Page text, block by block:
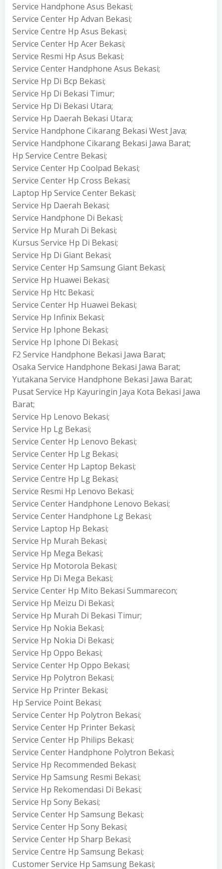
Service Handphone Asus Bekasi;
Service Center Hp Advan Bekasi;
Service Centre Hp Asus Bekasi;
Service Center Hp Acer Bekasi;
Service Resmi Hp Asus Bekasi;
Service Center Handphone Asus Bekasi;
Service Hp Di Bcp Bekasi;
Service Hp Di Bekasi Timur;
Service Hp Di Bekasi Utara;
Service Hp Daerah Bekasi Utara;
Service Handphone Cikarang Bekasi West Java;
Service Handphone Cikarang Bekasi Jawa Barat;
Hp Service Centre Bekasi;
Service Center Hp Coolpad Bekasi;
Service Center Hp Cross Bekasi;
Laptop Hp Service Center Bekasi;
Service Hp Daerah Bekasi;
Service Handphone Di Bekasi;
Service Hp Murah Di Bekasi;
Kursus Service Hp Di Bekasi;
Service Hp Di Giant Bekasi;
Service Center Hp Samsung Giant Bekasi;
Service Hp Huawei Bekasi;
Service Hp Htc Bekasi;
Service Center Hp Huawei Bekasi;
Service Hp Infinix Bekasi;
Service Hp Iphone Bekasi;
Service Hp Iphone Di Bekasi;
F2 Service Handphone Bekasi Jawa Barat;
Osaka Service Handphone Bekasi Jawa Barat;
Yutakana Service Handphone Bekasi Jawa Barat;
Pusat Service Hp Kayuringin Jaya Kota Bekasi Jawa
Barat;
Service Hp Lenovo Bekasi;
Service Hp Lg Bekasi;
Service Center Hp Lenovo Bekasi;
Service Center Hp Lg Bekasi;
Service Center Hp Laptop Bekasi;
Service Centre Hp Lg Bekasi;
Service Resmi Hp Lenovo Bekasi;
Service Center Handphone Lenovo Bekasi;
Service Center Handphone Lg Bekasi;
Service Laptop Hp Bekasi;
Service Hp Murah Bekasi;
Service Hp Mega Bekasi;
Service Hp Motorola Bekasi;
Service Hp Di Mega Bekasi;
Service Center Hp Mito Bekasi Summarecon;
Service Hp Meizu Di Bekasi;
Service Hp Murah Di Bekasi Timur;
Service Hp Nokia Bekasi;
Service Hp Nokia Di Bekasi;
Service Hp Oppo Bekasi;
Service Center Hp Oppo Bekasi;
Service Hp Polytron Bekasi;
Service Hp Printer Bekasi;
Hp Service Point Bekasi;
Service Center Hp Polytron Bekasi;
Service Center Hp Printer Bekasi;
Service Center Hp Philips Bekasi;
Service Center Handphone Polytron Bekasi;
Service Hp Recommended Bekasi;
Service Hp Samsung Resmi Bekasi;
Service Hp Rekomendasi Di Bekasi;
Service Hp Sony Bekasi;
Service Center Hp Samsung Bekasi;
Service Center Hp Sony Bekasi;
Service Center Hp Sharp Bekasi;
Service Centre Hp Samsung Bekasi;
Customer Service Hp Samsung Bekasi;